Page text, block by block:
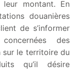
montant. En
douanières
de s’informer
des
sur le territoire du
qu’il désire